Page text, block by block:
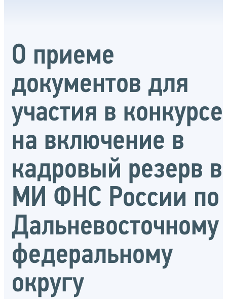
О приеме
документов для
участия в конкурсе
на включение в
кадровый резерв в
МИ ФНС России по
Дальневосточному
федеральному
округу